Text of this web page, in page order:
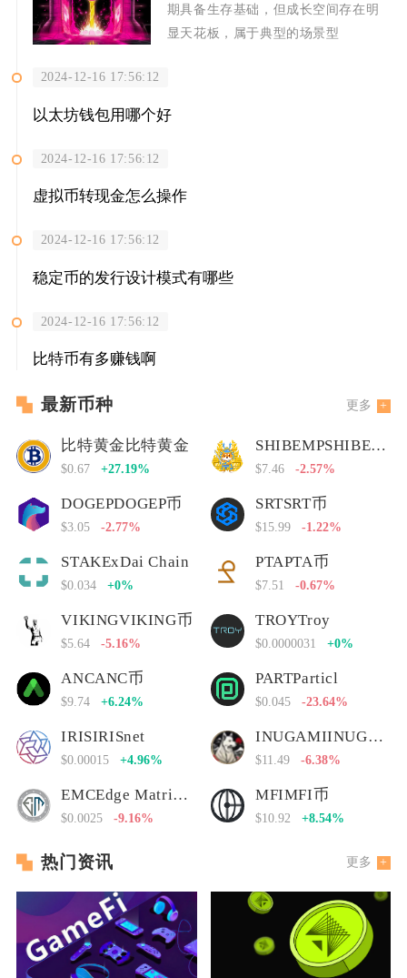
期具备生存基础，但成长空间存在明
显天花板，属于典型的场景型
2024-12-16 17:56:12
以太坊钱包用哪个好
2024-12-16 17:56:12
虚拟币转现金怎么操作
2024-12-16 17:56:12
稳定币的发行设计模式有哪些
2024-12-16 17:56:12
比特币有多赚钱啊
最新币种 更多
比特黄金比特黄金
$0.67 +27.19%
SHIBEMPSHIBEMP币
$7.46 -2.57%
DOGEPDOGEP币
$3.05 -2.77%
SRTSRT币
$15.99 -1.22%
STAKExDai Chain
$0.034 +0%
PTAPTA币
$7.51 -0.67%
VIKINGVIKING币
$5.64 -5.16%
TROYTroy
$0.0000031 +0%
ANCANC币
$9.74 +6.24%
PARTParticl
$0.045 -23.64%
IRISIRISnet
$0.00015 +4.96%
INUGAMIINUGAMI币
$11.49 -6.38%
EMCEdge Matrix Chain
$0.0025 -9.16%
MFIMFI币
$10.92 +8.54%
热门资讯 更多